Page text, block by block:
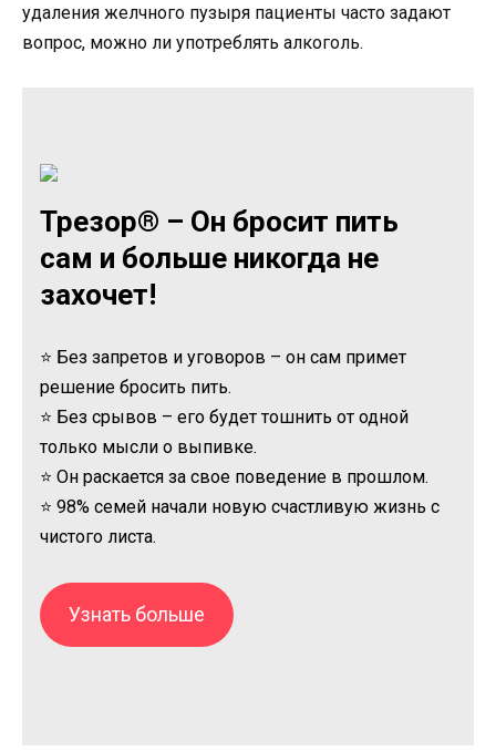
удаления желчного пузыря пациенты часто задают
вопрос, можно ли употреблять алкоголь.
Трезор® – Он бросит пить
сам и больше никогда не
захочет!
⭐ Без запретов и уговоров – он сам примет
решение бросить пить.
⭐ Без срывов – его будет тошнить от одной
только мысли о выпивке.
⭐ Он раскается за свое поведение в прошлом.
⭐ 98% семей начали новую счастливую жизнь с
чистого листа.
Узнать больше